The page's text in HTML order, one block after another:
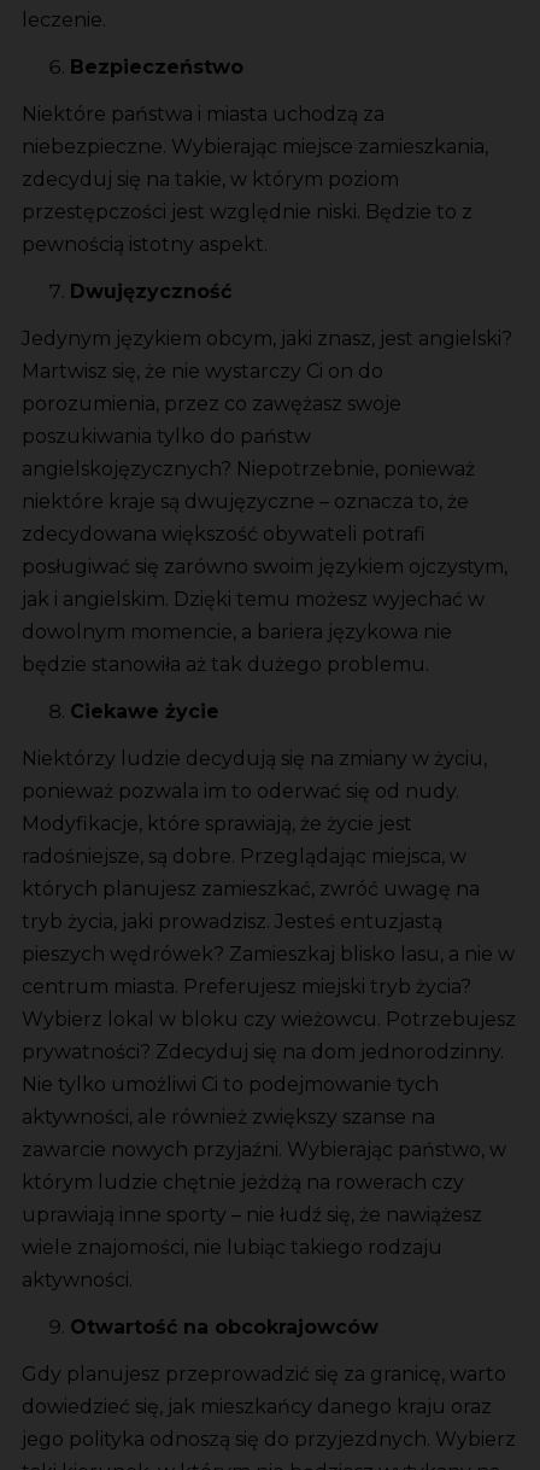
leczenie.
Bezpieczeństwo
Niektóre państwa i miasta uchodzą za
niebezpieczne. Wybierając miejsce zamieszkania,
zdecyduj się na takie, w którym poziom
przestępczości jest względnie niski. Będzie to z
pewnością istotny aspekt.
Dwujęzyczność
Jedynym językiem obcym, jaki znasz, jest angielski?
Martwisz się, że nie wystarczy Ci on do
porozumienia, przez co zawężasz swoje
poszukiwania tylko do państw
angielskojęzycznych? Niepotrzebnie, ponieważ
niektóre kraje są dwujęzyczne – oznacza to, że
zdecydowana większość obywateli potrafi
posługiwać się zarówno swoim językiem ojczystym,
jak i angielskim. Dzięki temu możesz wyjechać w
dowolnym momencie, a bariera językowa nie
będzie stanowiła aż tak dużego problemu.
Ciekawe życie
Niektórzy ludzie decydują się na zmiany w życiu,
ponieważ pozwala im to oderwać się od nudy.
Modyfikacje, które sprawiają, że życie jest
radośniejsze, są dobre. Przeglądając miejsca, w
których planujesz zamieszkać, zwróć uwagę na
tryb życia, jaki prowadzisz. Jesteś entuzjastą
pieszych wędrówek? Zamieszkaj blisko lasu, a nie w
centrum miasta. Preferujesz miejski tryb życia?
Wybierz lokal w bloku czy wieżowcu. Potrzebujesz
prywatności? Zdecyduj się na dom jednorodzinny.
Nie tylko umożliwi Ci to podejmowanie tych
aktywności, ale również zwiększy szanse na
zawarcie nowych przyjaźni. Wybierając państwo, w
którym ludzie chętnie jeżdżą na rowerach czy
uprawiają inne sporty – nie łudź się, że nawiążesz
wiele znajomości, nie lubiąc takiego rodzaju
aktywności.
Otwartość na obcokrajowców
Gdy planujesz przeprowadzić się za granicę, warto
dowiedzieć się, jak mieszkańcy danego kraju oraz
jego polityka odnoszą się do przyjezdnych. Wybierz